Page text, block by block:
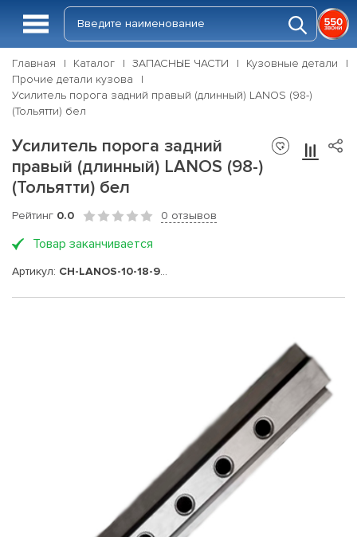
Главная Каталог ЗАПАСНЫЕ ЧАСТИ
Кузовные детали
Прочие детали кузова
Усилитель порога задний правый (длинный) LANOS (98-)
(Тольятти) бел
Усилитель порога задний
правый (длинный) LANOS (98-)
(Тольятти) бел
Рейтинг 0.0 0 отзывов
Товар заканчивается
Артикул: CH-LANOS-10-18-98-XXRZ